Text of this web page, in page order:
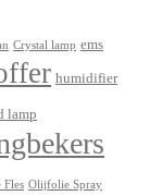
Crystal lamp ems
humidifier
lamp
Olijfolie Spray